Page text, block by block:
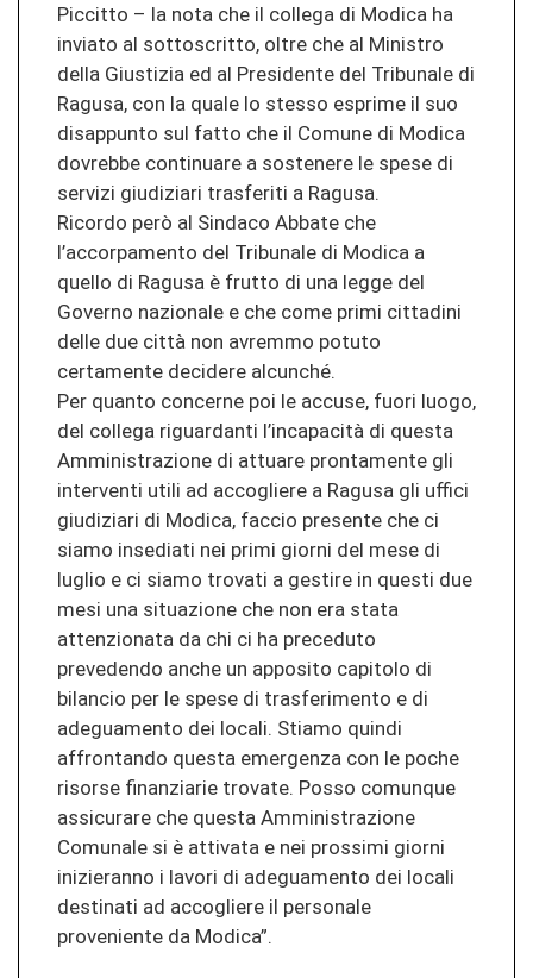
Piccitto – la nota che il collega di Modica ha
inviato al sottoscritto, oltre che al Ministro
della Giustizia ed al Presidente del Tribunale di
Ragusa, con la quale lo stesso esprime il suo
disappunto sul fatto che il Comune di Modica
dovrebbe continuare a sostenere le spese di
servizi giudiziari trasferiti a Ragusa.
Ricordo però al Sindaco Abbate che
l’accorpamento del Tribunale di Modica a
quello di Ragusa è frutto di una legge del
Governo nazionale e che come primi cittadini
delle due città non avremmo potuto
certamente decidere alcunché.
Per quanto concerne poi le accuse, fuori luogo,
del collega riguardanti l’incapacità di questa
Amministrazione di attuare prontamente gli
interventi utili ad accogliere a Ragusa gli uffici
giudiziari di Modica, faccio presente che ci
siamo insediati nei primi giorni del mese di
luglio e ci siamo trovati a gestire in questi due
mesi una situazione che non era stata
attenzionata da chi ci ha preceduto
prevedendo anche un apposito capitolo di
bilancio per le spese di trasferimento e di
adeguamento dei locali. Stiamo quindi
affrontando questa emergenza con le poche
risorse finanziarie trovate. Posso comunque
assicurare che questa Amministrazione
Comunale si è attivata e nei prossimi giorni
inizieranno i lavori di adeguamento dei locali
destinati ad accogliere il personale
proveniente da Modica”.